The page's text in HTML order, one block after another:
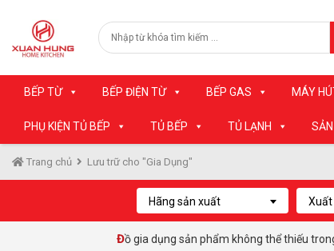
BẾP TỪ BẾP ĐIỆN TỪ BẾP GAS MÁY
PHỤ KIỆN TỦ BẾP TỦ BẾP TỦ LẠNH
Trang chủ Lưu trữ cho "Gia Dụng"
Hãng sản xuất
Đồ gia dụng sản phẩm không thể thiếu